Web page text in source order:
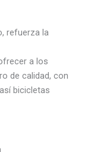
refuerza la
a los
de calidad, con
bicicletas